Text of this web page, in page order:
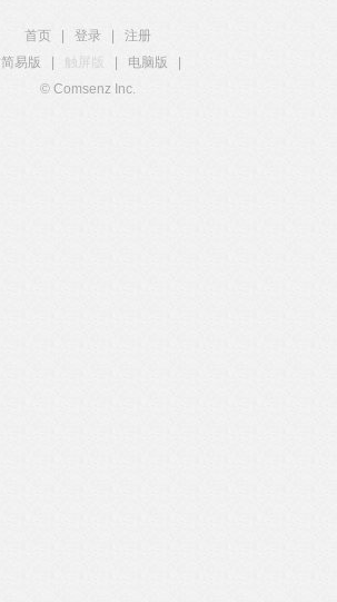
首页 登录
注册
简易版
触屏版 电脑版
© Comsenz Inc.